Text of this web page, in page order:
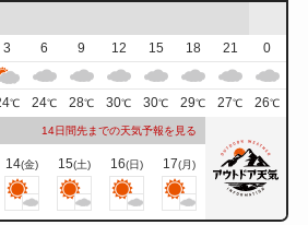
3 6 9 12 15 18 21
0
℃ 24℃ 28℃ 30℃ 30℃ 29℃ 27℃ 26℃
14日間先までの天気予報を見る
14(金) 15(土) 16(日) 17(月)